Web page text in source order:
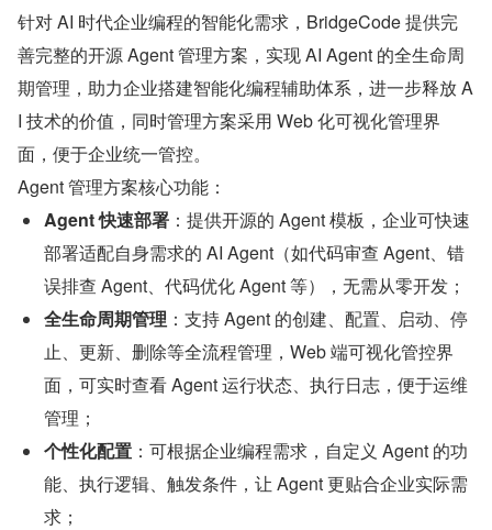
针对 AI 时代企业编程的智能化需求，BridgeCode 提供完
善完整的开源 Agent 管理方案，实现 AI Agent 的全生命周
期管理，助力企业搭建智能化编程辅助体系，进一步释放 A
I 技术的价值，同时管理方案采用 Web 化可视化管理界
面，便于企业统一管控。
Agent 管理方案核心功能：
Agent 快速部署 ：提供开源的 Agent 模板，企业可快速
部署适配自身需求的 AI Agent（如代码审查 Agent、错
误排查 Agent、代码优化 Agent 等），无需从零开发；
全生命周期管理 ：支持 Agent 的创建、配置、启动、停
止、更新、删除等全流程管理，Web 端可视化管控界
面，可实时查看 Agent 运行状态、执行日志，便于运维
管理；
个性化配置 ：可根据企业编程需求，自定义 Agent 的功
能、执行逻辑、触发条件，让 Agent 更贴合企业实际需
求；